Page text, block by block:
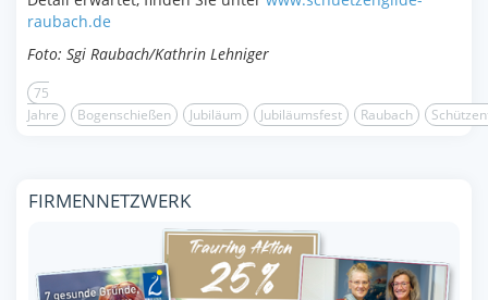
raubach.de
Foto: Sgi Raubach/Kathrin Lehniger
75
Jahre
Bogenschießen Jubiläum Jubiläumsfest Raubach
FIRMENNETZWERK